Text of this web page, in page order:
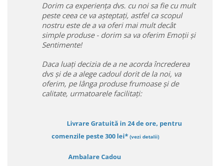
Dorim ca experiența dvs. cu noi sa fie cu mult
peste ceea ce va așteptați, astfel ca scopul
nostru este de a va oferi mai mult decât
simple produse - dorim sa va oferim Emoții și
Sentimente!
Daca luați decizia de a ne acorda încrederea
dvs și de a alege cadoul dorit de la noi, va
oferim, pe lânga produse frumoase și de
calitate, urmatoarele facilitați:
Livrare Gratuită in 24 de ore, pentru
comenzile peste 300 lei* (vezi detalii)
Ambalare Cadou